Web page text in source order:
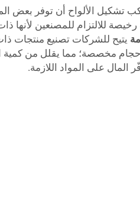
تشكيل الألواح أن توفر بعض
للالتزام للمصنعين لأنها
يتيح للشركات تصنيع منتجات
مخصصة؛ مما يقلل من كمية
المال على المواد اللازمة.